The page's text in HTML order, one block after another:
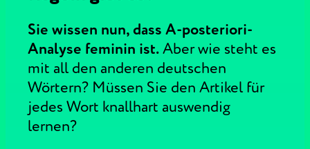
Sie wissen nun, dass A-posteriori-
Analyse feminin ist.Aber wie steht es
mit all den anderen deutschen
Wörtern? Müssen Sie den Artikel für
jedes Wort knallhart auswendig
lernen?